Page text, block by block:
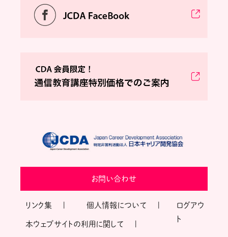
お問い合わせ
リンク集 個人情報について
本ウェブサイトの利用に関して
ログアウ
ト